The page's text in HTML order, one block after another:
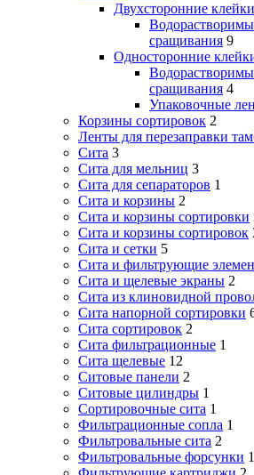
Двухсторонние
сращивания 9
Односторонние
сращивания 4
Упаковочные
Корзины сортировок 2
Ленты для перезаправки
Сита 3
Сита для мельниц 3
Сита для сепараторов 1
Сита и корзины 2
Сита и корзины сортировки
Сита и корзины сортировок
Сита и сетки 5
Сита и фильтрующие
Сита и щелевые экраны 2
Сита из клиновидной
Сита напорной сортировки
Сита сортировок 2
Сита фильтрационные 1
Сита щелевые 12
Ситовые панели 2
Ситовые цилиндры 1
Сортировочные сита 1
Фильтрационные сопла 1
Фильтровальные сита 2
Фильтровальные форсунки 1